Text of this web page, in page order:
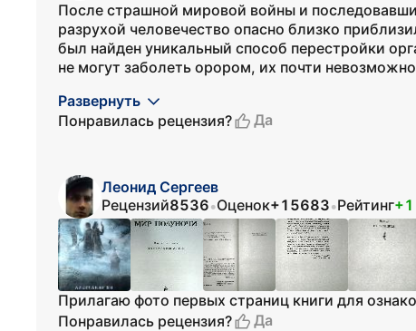
После страшной мировой войны и
разрухой человечество опасно близко
был найден уникальный способ перестройки
не могут заболеть орором, их почти
Развернуть
Понравилась рецензия?
Да
Леонид Сергеев
Рецензий8536•Оценок+15683•Рейтинг+1
Прилагаю фото первых страниц книги для
Понравилась рецензия?
Да